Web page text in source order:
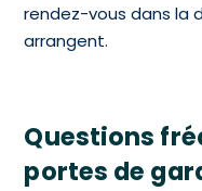
rendez-vous dans la
arrangent.
Questions
portes de